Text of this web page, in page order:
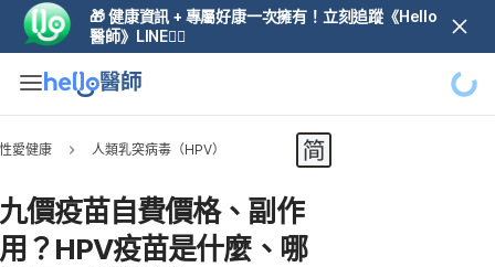
🎁 健康資訊 + 專屬好康一次擁有！立刻追蹤《Hello
醫師》LINE👆🏼
愛健康 人類乳突病毒（HPV）
價疫苗自費價格、副作
？HPV疫苗是什麼、哪